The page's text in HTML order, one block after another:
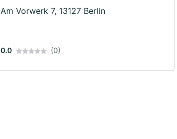
Am Vorwerk 7, 13127 Berlin
0.0 (0)